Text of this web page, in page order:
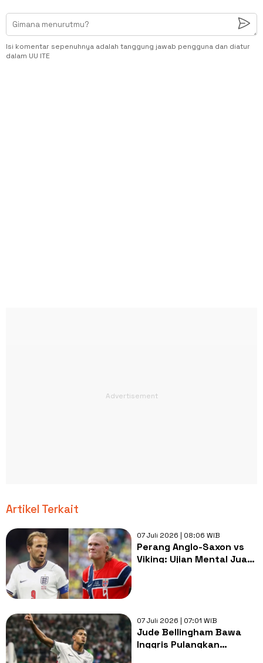
Isi komentar sepenuhnya adalah tanggung jawab pengguna dan diatur
dalam UU ITE
Artikel Terkait
07 Juli 2026 | 08:06 WIB
Perang Anglo-Saxon vs
Viking: Ujian Mental Juara
07 Juli 2026 | 07:01 WIB
Jude Bellingham Bawa
Inggris Pulangkan